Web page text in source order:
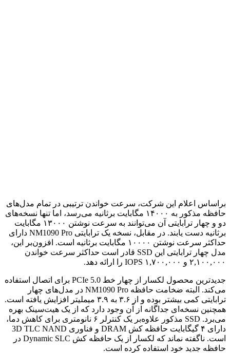
براساس اعلام این شرکت، سرعت خواندن ترتیبی در تمام مدل‌های
حافظه مذکور به ۱۴۰۰۰ مگابایت برثانیه می‌رسد، اما تنها نسخه‌های
دو و چهار ترابایتی آن می‌توانند به سرعت نوشتن ۱۳۰۰۰ مگابایت
برثانیه دست یابند. در مقابل، نسخه یک ترابایتی NM1090 Pro دارای
حداکثر سرعت نوشتن ۱۰۰۰۰ مگابایت برثانیه است. افزون‌بر این،
مدل چهار ترابایتی این SSD قادر است حداکثر سرعت خواندن
۲,۱۰۰,۰۰۰ و ۱,۷۰۰,۰۰۰ IOPS را ارائه دهد.
جدیدترین محصول لکسار از چهار خط PCIe 5.0 برای اتصال استفاده
می‌کند. البته ضخامت حافظه NM1090 Pro در مدل‌های چهار
ترابایتی کمی بیشتر بوده و از ۳.۶ به ۳.۹ میملیتر افزایش یافته است.
همچنین نسخه‌ای جداگانه از آن وجود دارد که از یک هیت‌سینک بهره
می‌برد. SSD مذکور علاوه‌بر یک کنترلر ۶ نانومتری برای کاهش دما،
دارای ۴ گیگابایت حافظه کش DRAM و فناوری 3D TLC NAND
است. ناگفته نماند که لکسار از یک حافظه کش Dynamic SLC در
حافظه جدید خود استفاده کرده است.